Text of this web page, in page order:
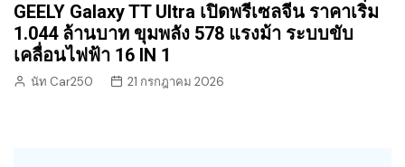
GEELY Galaxy TT Ultra เปิดพรีเซลจีน ราคาเริ่ม
1.044 ล้านบาท ขุมพลัง 578 แรงม้า ระบบขับ
เคลื่อนไฟฟ้า 16 IN 1
นัท Car250 21 กรกฎาคม 2026